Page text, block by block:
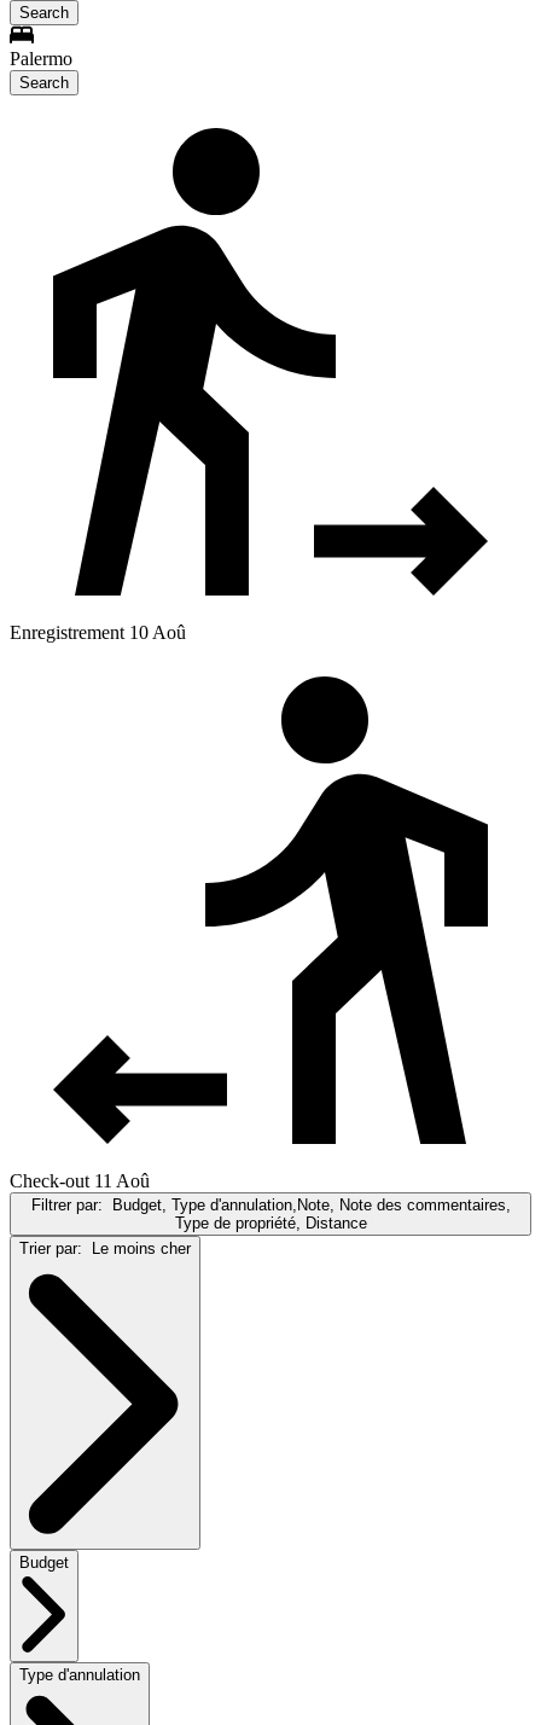
Search
Palermo
Search
Enregistrement 10 Aoû
Check-out 11 Aoû
Filtrer par: Budget, Type d'annulation,Note, Note des commentaires,
Type de propriété, Distance
Trier par: Le moins cher
Budget
Type d'annulation